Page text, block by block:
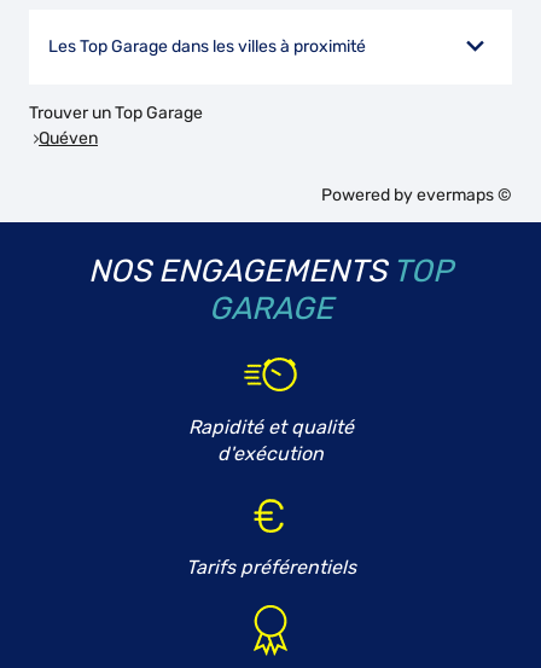
Les Top Garage dans les villes à proximité
Trouver un Top Garage
Quéven
Powered byevermaps ©
NOS ENGAGEMENTS TOP
GARAGE
Rapidité et qualité
d'exécution
Tarifs préférentiels